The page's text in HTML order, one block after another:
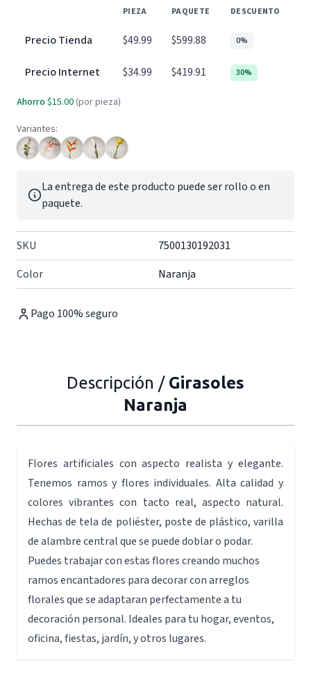
PIEZA PAQUETE DESCUENTO
Precio Tienda $49.99 $599.88 0%
Precio Internet $34.99 $419.91 30%
Ahorro $15.00 (por pieza)
Variantes:
La entrega de este producto puede ser rollo o en
paquete.
SKU
7500130192031
Color
Naranja
Pago 100% seguro
Descripción / Girasoles
Naranja
Flores artificiales con aspecto realista y elegante.
Tenemos ramos y flores individuales. Alta calidad y
colores vibrantes con tacto real, aspecto natural.
Hechas de tela de poliéster, poste de plástico, varilla
de alambre central que se puede doblar o podar.
Puedes trabajar con estas flores creando muchos
ramos encantadores para decorar con arreglos
florales que se adaptaran perfectamente a tu
decoración personal. Ideales para tu hogar, eventos,
oficina, fiestas, jardín, y otros lugares.